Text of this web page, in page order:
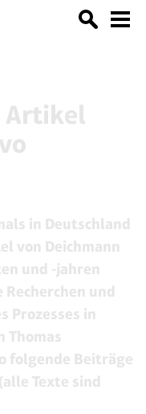
Artikel
in Deutschland
von Deichmann
und -jahren
und
Prozesses in
Thomas
folgende Beiträge
Texte sind